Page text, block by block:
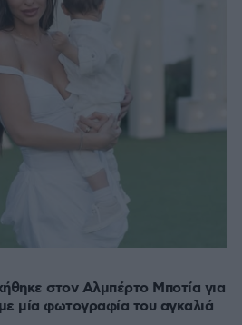
στον Αλμπέρτο Μποτία για
μία φωτογραφία του αγκαλιά